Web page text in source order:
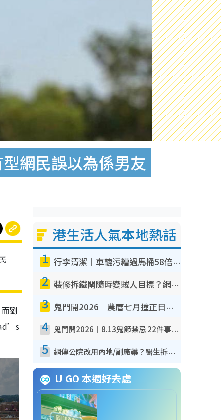
網民誤以為係男友
劉
港生活人氣本地熱話
1 行李清潔｜車轆污糟過馬桶58倍！專家警告忌用酒精抹 教1招免污手除菌
2 裝修拆鐵閘隨時變賊人目標？網民揭2大關鍵用途：裝新式等於白裝？附新舊鐵閘分別
3 鬼門開2026｜農曆七月撞正日全食特別邪？專家警告切忌做一事！揭4大禁忌+2招保平安
4 鬼門開2026｜8.13鬼節禁忌 22件事唔做得！燒肉、刺身要少食？半夜勿吹口哨/打呢個電話
5 網傳公院改用內地/副廠藥？醫生拆解正副廠分別 揭4類人換藥隨時出事
U GO 本週好去處